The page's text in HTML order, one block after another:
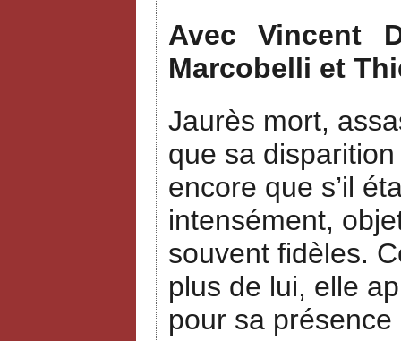
Avec Vincent
Marcobelli et
Jaurès mort,
que sa
encore que s’il
intensément,
souvent fidèles.
plus de lui, elle
pour sa présence